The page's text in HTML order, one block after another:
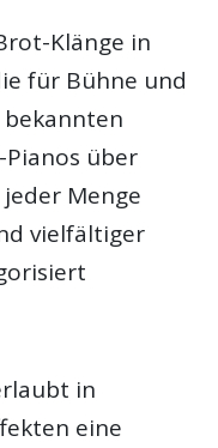
Klänge in
für Bühne und
über
Menge
vielfältiger
in
eine